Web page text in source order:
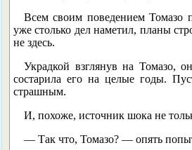
Всем своим поведением Томазо
уже столько дел наметил, планы
не здесь.
Украдкой взглянув на Томазо,
состарила его на целые годы.
страшным.
И, похоже, источник шока не
— Так что, Томазо? — опять